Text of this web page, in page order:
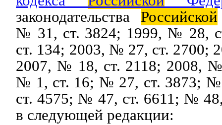
законодательства Российской
№ 31, ст. 3824; 1999, № 28,
ст. 134; 2003, № 27, ст. 2700;
2007, № 18, ст. 2118; 2008,
№ 1, ст. 16; № 27, ст. 3873;
ст. 4575; № 47, ст. 6611; №
в следующей редакции: